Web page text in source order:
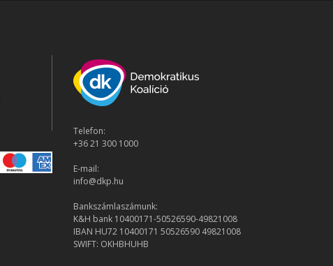
Telefon:
+36 21 300 1000
E-mail:
info@dkp.hu
Bankszámlaszámunk:
K&H bank 10400171-50526590-49821008
IBAN HU72 10400171 50526590 49821008
SWIFT: OKHBHUHB